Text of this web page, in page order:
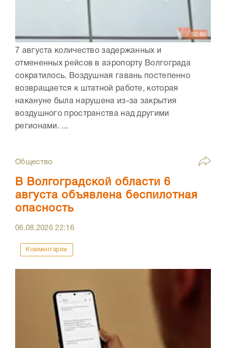
7 августа количество задержанных и
отмененных рейсов в аэропорту Волгограда
сократилось. Воздушная гавань постепенно
возвращается к штатной работе, которая
накануне была нарушена из-за закрытия
воздушного пространства над другими
регионами. ...
Общество
В Волгоградской области 6
августа объявлена беспилотная
опасность
06.08.202622:16
Комментарии